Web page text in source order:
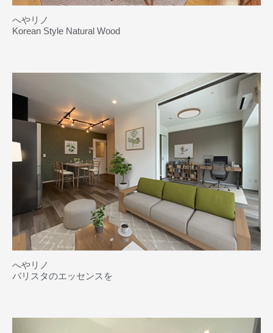
へやリノ
Korean Style Natural Wood
へやリノ
バリスタのエッセンスを